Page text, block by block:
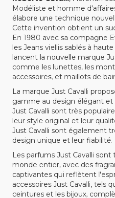
Modéliste et homme
élabore une technique
Cette invention obtient un
En 1980 avec sa compagne
les Jeans viellis sablés à
lancent la nouvelle marque
comme les lunettes, les
accessoires, et maillots de
La marque Just Cavalli
gamme au design élégant
Just Cavalli sont très
leur style original et leur
Just Cavalli sont également
design unique et leur fiabilité.
Les parfums Just Cavalli sont
monde entier, avec des
captivantes qui reflètent
accessoires Just Cavalli, tels
ceintures et les bijoux,